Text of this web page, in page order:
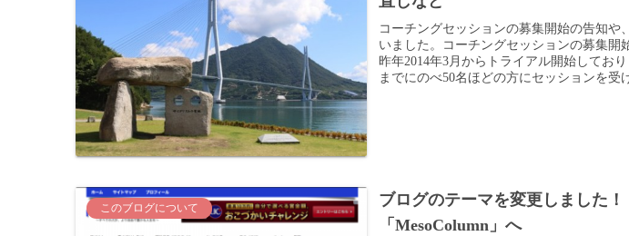
コーチングセッションの募集開始の告知や
いました。コーチングセッションの募集開
昨年2014年3月からトライアル開始してお
までにのべ50名ほどの方にセッションを受
このブログについて
ブログのテーマを変更しました！
「MesoColumn」へ